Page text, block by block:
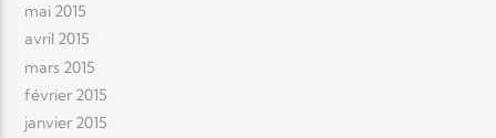
mai 2015
avril 2015
mars 2015
février 2015
janvier 2015